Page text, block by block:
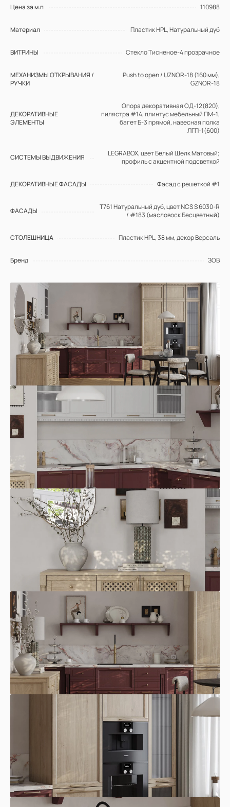
ФАСАДЫ
Т761 Натуральный дуб, цвет NCS S 6030-R
Цена за м.п 110988
Материал Пластик HPL, Натуральный дуб
ВИТРИНЫ Cтекло Тисненое-4 прозрачное
МЕХАНИЗМЫ ОТКРЫВАНИЯ /
РУЧКИ
Push to open / UZNOR-18 (160 мм),
GZNOR-18
ДЕКОРАТИВНЫЕ
ЭЛЕМЕНТЫ
Опора декоративная ОД-12(820),
пилястра #14, плинтус мебельный ПМ-1,
багет Б-3 прямой, навесная полка
ЛГП-1(600)
СИСТЕМЫ ВЫДВИЖЕНИЯ
LEGRABOX, цвет Белый Шелк Матовый;
профиль с акцентной подсветкой
ДЕКОРАТИВНЫЕ ФАСАДЫ Фасад с решеткой #1
ФАСАДЫ
Т761 Натуральный дуб, цвет NCS S 6030-R
/ #183 (масловоск Бесцветный)
СТОЛЕШНИЦА Пластик HPL, 38 мм, декор Версаль
Бренд ЗОВ